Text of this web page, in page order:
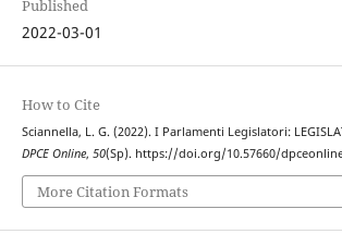
Published
2022-03-01
How to Cite
Sciannella, L. G. (2022). I Parlamenti Legislatori:
DPCE Online, 50(Sp). https://doi.org/10.57660/
More Citation Formats